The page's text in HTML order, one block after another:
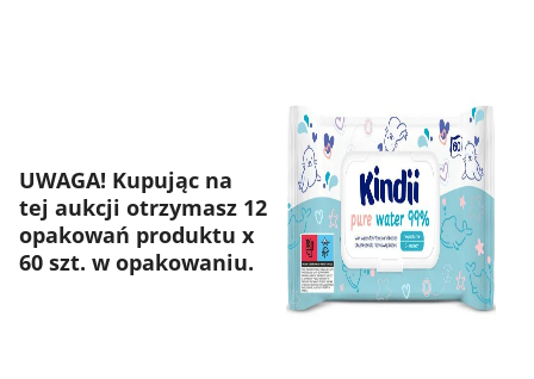
UWAGA! Kupując na
tej aukcji otrzymasz 12
opakowań produktu x
60 szt. w opakowaniu.